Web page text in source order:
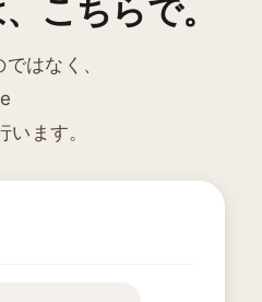
こちらで。
はなく、
ます。